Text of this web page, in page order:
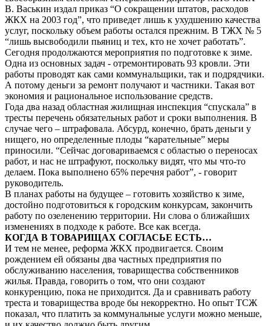
В. Васькин издал приказ “О сокращении штатов, расходов
ЖКХ на 2003 год”, что приведет лишь к ухудшению качества
услуг, поскольку объем работы остался прежним. В ТЖХ № 5
“лишь высвободили пьяниц и тех, кто не хочет работать”.
Сегодня продолжаются мероприятия по подготовке к зиме.
Одна из основных задач - отремонтировать 93 кровли. Эти
работы проводят как сами коммунальщики, так и подрядчики.
А потому деньги за ремонт получают и частники. Такая вот
экономия и рациональное использование средств.
Года два назад областная жилищная инспекция “спускала” в
тресты перечень обязательных работ и сроки выполнения. В
случае чего – штрафовала. Абсурд, конечно, брать деньги у
нищего, но определенные плоды “карательные” меры
приносили. “Сейчас договариваемся с областью о переносах
работ, и нас не штрафуют, поскольку видят, что мы что-то
делаем. Пока выполнено 65% перечня работ”, - говорит
руководитель.
В планах работы на будущее – готовить хозяйство к зиме,
достойно подготовиться к городским конкурсам, закончить
работу по озеленению территории. Ни слова о ближайших
изменениях в подходе к работе. Все как всегда.
КОГДА В ТОВАРИЩАХ СОГЛАСЬЕ ЕСТЬ…
И тем не менее, реформа ЖКХ продвигается. Своим
рождением ей обязаны два частных предприятия по
обслуживанию населения, товарищества собственников
жилья. Правда, говорить о том, что они создают
конкуренцию, пока не приходится. Да и сравнивать работу
треста и товарищества вроде бы некорректно. Но опыт ТСЖ
показал, что платить за коммунальные услуги можно меньше,